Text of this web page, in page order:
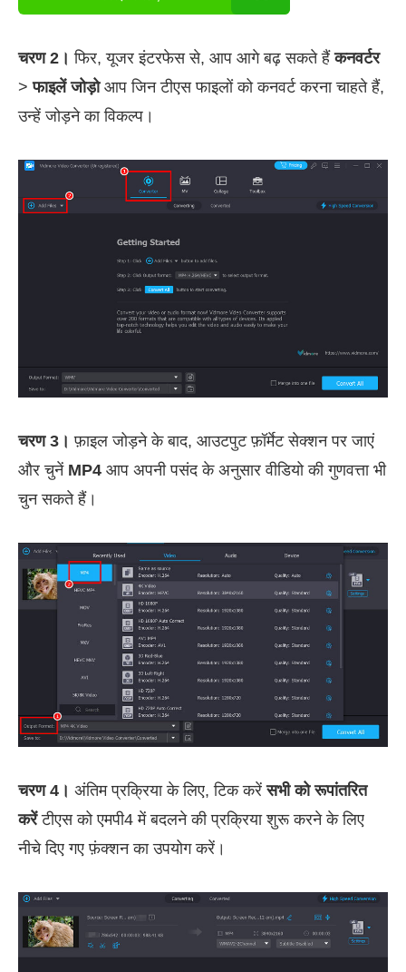
चरण 2। फिर, यूजर इंटरफेस से, आप आगे बढ़ सकते हैं कनवर्टर
>फाइलें जोड़ोआप जिन टीएस फाइलों को कनवर्ट करना चाहते हैं,
उन्हें जोड़ने का विकल्प।
चरण 3। फ़ाइल जोड़ने के बाद, आउटपुट फ़ॉर्मेट सेक्शन पर जाएं
और चुनें MP4 आप अपनी पसंद के अनुसार वीडियो की गुणवत्ता भी
चुन सकते हैं।
चरण 4। अंतिम प्रक्रिया के लिए, टिक करेंसभी को रूपांतरित
करेंटीएस को एमपी4 में बदलने की प्रक्रिया शुरू करने के लिए
नीचे दिए गए फ़ंक्शन का उपयोग करें।